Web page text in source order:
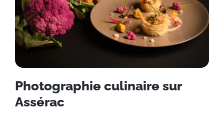
Photographie culinaire sur
Assérac